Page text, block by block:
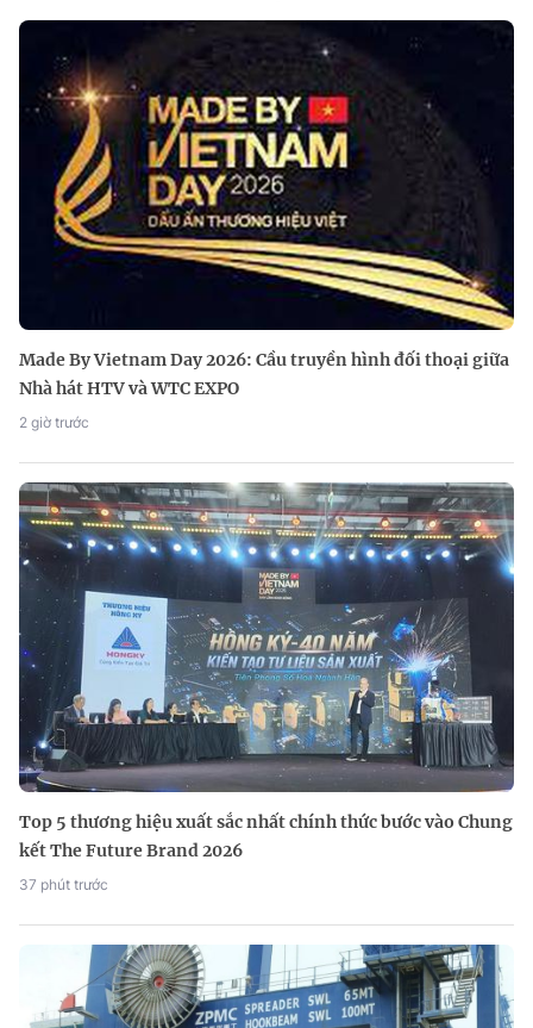
Made By Vietnam Day 2026: Cầu truyền hình đối thoại giữa
Nhà hát HTV và WTC EXPO
2 giờ trước
Top 5 thương hiệu xuất sắc nhất chính thức bước vào Chung
kết The Future Brand 2026
37 phút trước